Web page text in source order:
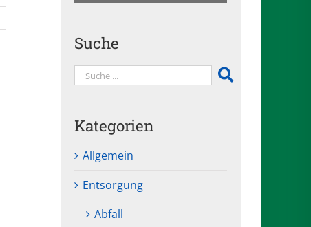
Suche
Kategorien
Allgemein
Entsorgung
Abfall